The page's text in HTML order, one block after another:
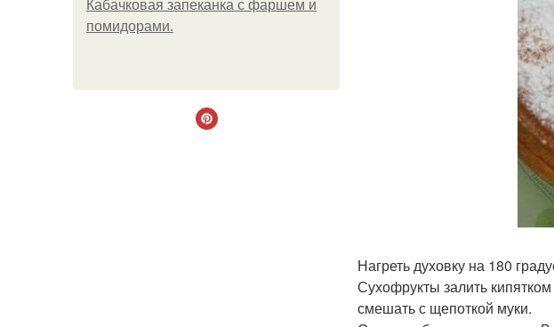
Кабачковая запеканка с фаршем и
помидорами.
Нагреть духовку на 180
Сухофрукты залить
смешать с щепоткой муки.